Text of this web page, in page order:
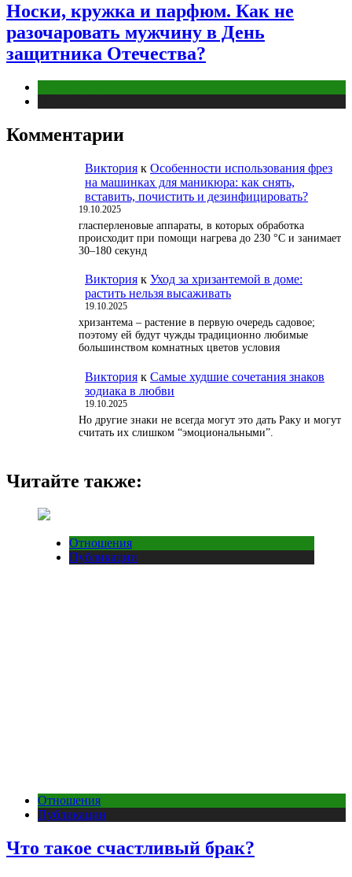
Носки, кружка и парфюм. Как не
разочаровать мужчину в День
защитника Отечества?
Комментарии
Виктория к Особенности использования фрез
на машинках для маникюра: как снять,
вставить, почистить и дезинфицировать?
19.10.2025
гласперленовые аппараты, в которых обработка
происходит при помощи нагрева до 230 °С и занимает
30–180 секунд
Виктория к Уход за хризантемой в доме:
растить нельзя высаживать
19.10.2025
хризантема – растение в первую очередь садовое;
поэтому ей будут чужды традиционно любимые
большинством комнатных цветов условия
Виктория к Самые худшие сочетания знаков
зодиака в любви
19.10.2025
Но другие знаки не всегда могут это дать Раку и могут
считать их слишком “эмоциональными”.
Читайте также:
Отношения
Публикации
Отношения
Публикации
Что такое счастливый брак?